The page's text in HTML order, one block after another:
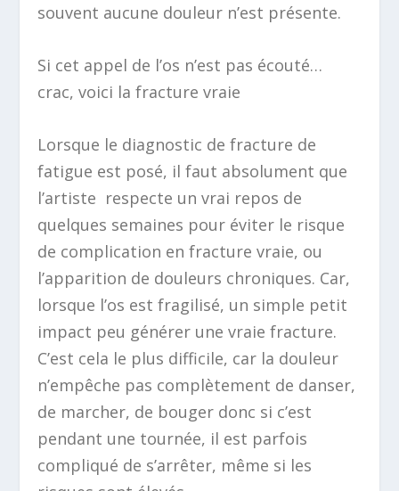
souvent aucune douleur n’est présente.
Si cet appel de l’os n’est pas écouté…
crac, voici la fracture vraie
Lorsque le diagnostic de fracture de
fatigue est posé, il faut absolument que
l’artiste respecte un vrai repos de
quelques semaines pour éviter le risque
de complication en fracture vraie, ou
l’apparition de douleurs chroniques. Car,
lorsque l’os est fragilisé, un simple petit
impact peu générer une vraie fracture.
C’est cela le plus difficile, car la douleur
n’empêche pas complètement de danser,
de marcher, de bouger donc si c’est
pendant une tournée, il est parfois
compliqué de s’arrêter, même si les